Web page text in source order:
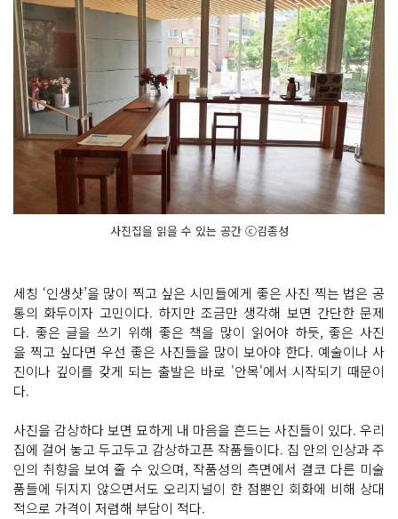
사진집을 읽을 수 있는 공간 ⓒ김종성
세칭 ‘인생샷’을 많이 찍고 싶은 시민들에게 좋은 사진 찍는 법은 공
통의 화두이자 고민이다. 하지만 조금만 생각해 보면 간단한 문제
다. 좋은 글을 쓰기 위해 좋은 책을 많이 읽어야 하듯, 좋은 사진
을 찍고 싶다면 우선 좋은 사진들을 많이 보아야 한다. 예술이나 사
진이나 깊이를 갖게 되는 출발은 바로 '안목'에서 시작되기 때문이
다.
사진을 감상하다 보면 묘하게 내 마음을 흔드는 사진들이 있다. 우리
집에 걸어 놓고 두고두고 감상하고픈 작품들이다. 집 안의 인상과 주
인의 취향을 보여 줄 수 있으며, 작품성의 측면에서 결코 다른 미술
품들에 뒤지지 않으면서도 오리지널이 한 점뿐인 회화에 비해 상대
적으로 가격이 저렴해 부담이 적다.